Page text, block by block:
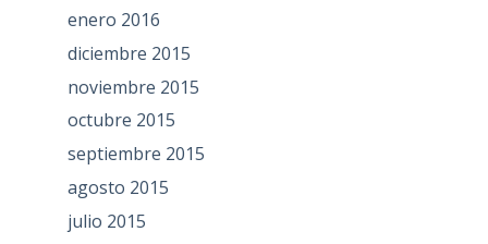
enero 2016
diciembre 2015
noviembre 2015
octubre 2015
septiembre 2015
agosto 2015
julio 2015